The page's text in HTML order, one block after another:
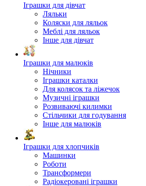
Іграшки для дівчат
Ляльки
Коляски для ляльок
Меблі для ляльок
Інше для дівчат
Іграшки для малюків
Нічники
Іграшки каталки
Для колясок та ліжечок
Музичні іграшки
Розвиваючі килимки
Стільчики для годування
Інше для малюків
Іграшки для хлопчиків
Машинки
Роботи
Трансформери
Радіокеровані іграшки